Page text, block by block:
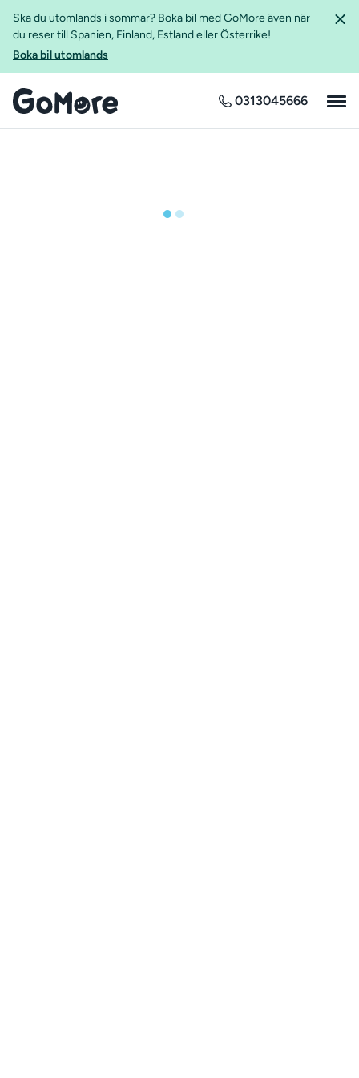
Ska du utomlands i sommar? Boka bil med GoMore även när
du reser till Spanien, Finland, Estland eller Österrike!
Boka bil utomlands
0313045666